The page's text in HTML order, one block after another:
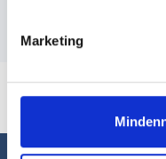
Marketing